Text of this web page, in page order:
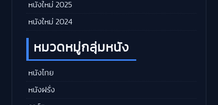
หนังใหม่ 2025
หนังใหม่ 2024
หมวดหมู่กลุ่มหนัง
หนังไทย
หนังฝรั่ง